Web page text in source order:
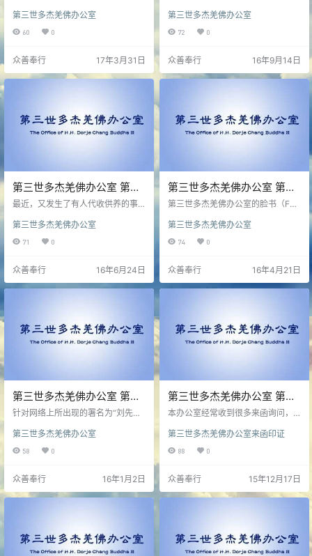
诞，对于这件事，H.H.第三世多杰
羌佛要办公室特发此公告，佛陀
说：“今天主要是说一下我生日的
我何德何能受大家万里来朝恭敬…
第三世多杰羌佛办公室
60 0
众善奉行 17年3月31日
羌佛传给她的？是不是在任何地方
修这个法都得向南无第三世多杰羌
佛报告要经过慈允？
第三世多杰羌佛办公室
72 0
众善奉行 16年9月14日
第三世多杰羌佛办公室 第四
十九号公告（06/23/2016）
最近，又发生了有人代收供养的事
严肃提醒大家。H.H.第三世多杰羌
佛说：“大家特别注意，你们应该知
道我发下了只义务利益大众、永远
家，无论什么人捐赠或供养财物给
我，我不会收的。
第三世多杰羌佛办公室
71 0
众善奉行 16年6月24日
第三世多杰羌佛办公室 第四
十八号公告（04/20/2016）
第三世多杰羌佛办公室的脸书（Fac
是：www.facebook.com/hhdcb3o
ffice，这是第三世多杰羌佛办公室
在全世界唯一的官方脸书地址。
第三世多杰羌佛办公室
74 0
众善奉行 16年4月21日
第三世多杰羌佛办公室 第四
十七号公告（01/01/2016）
针对网络上所出现的署名为“刘先先”
重声明如下：上文所说的有关“南无
第三世多杰羌佛作法”的消息纯属造
进党或亲民党…
第三世多杰羌佛办公室
58 0
众善奉行 16年1月2日
第三世多杰羌佛办公室 第十
三号来函印证 (12/16/2015)
本办公室经常收到很多来函询问，
的询问之一。我们只能说，当今世
界伪假上师活佛随处可见，佛弟子
了。
第三世多杰羌佛办公室来函印证
88 0
众善奉行 15年12月17日